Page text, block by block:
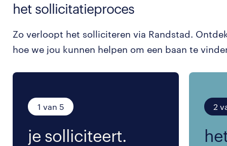
het sollicitatieproces
Zo verloopt het solliciteren via Randstad.
hoe we jou kunnen helpen om een baan te
1 van 5
je solliciteert.
2